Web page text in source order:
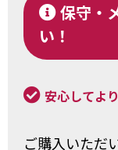
保守・
い！
安心してよ
ご購入いただ